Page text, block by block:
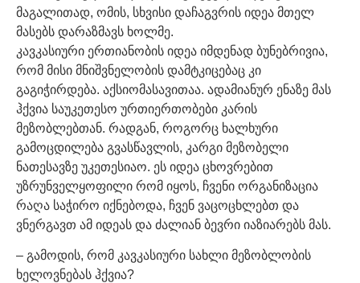
მაგალითად, ომის, სხვისი დაჩაგვრის იდეა მთელ
მასებს დარაზმავს ხოლმე.
კავკასიური ერთიანობის იდეა იმდენად ბუნებრივია,
რომ მისი მნიშვნელობის დამტკიცებაც კი
გაგიჭირდება. აქსიომასავითაა. ადამიანურ ენაზე მას
ჰქვია საუკეთესო ურთიერთობები კარის
მეზობლებთან. რადგან, როგორც ხალხური
გამოცდილება გვასწავლის, კარგი მეზობელი
ნათესავზე უკეთესიაო. ეს იდეა ცხოვრებით
უზრუნველყოფილი რომ იყოს, ჩვენი ორგანიზაცია
რაღა საჭირო იქნებოდა, ჩვენ ვაცოცხლებთ და
ვნერგავთ ამ იდეას და ძალიან ბევრი იაზიარებს მას.
– გამოდის, რომ კავკასიური სახლი მეზობლობის
ხელოვნებას ჰქვია?